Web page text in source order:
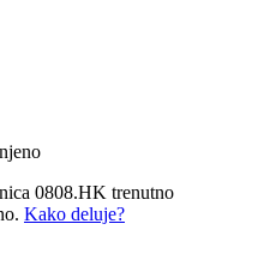
0808.HK trenutno
Kako deluje?